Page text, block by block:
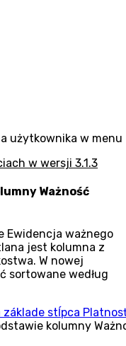
użytkownika w
w wersji 3.1.3
Ważność
Ewidencja ważnego
jest kolumna z
W nowej
sortowane według
kolumny